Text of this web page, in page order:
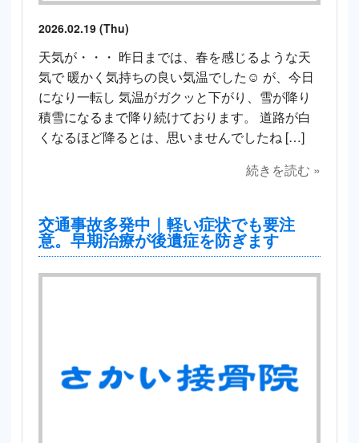
2026.02.19 (Thu)
天気が・・・ 昨日までは、春を感じるような天
気で 暖かく気持ちの良い気温でした☺️ が、今日
になり一転し 気温がガクッと下がり、雪が降り
積雪になるまで降り続けております。 道路が白
くなるほど降るとは、思いませんでしたね […]
続きを読む »
交通事故多発中｜軽い症状でも要注
意。早期治療が後遺症を防ぎます